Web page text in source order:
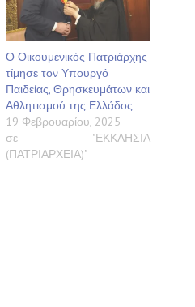
Ο Οικουμενικός Πατριάρχης
τίμησε τον Υπουργό
Παιδείας, Θρησκευμάτων και
Αθλητισμού της Ελλάδος
19 Φεβρουαρίου, 2025
σε "ΕΚΚΛΗΣΙΑ
(ΠΑΤΡΙΑΡΧΕΙΑ)"